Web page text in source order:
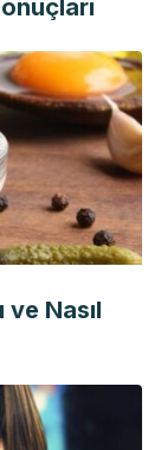
Nasıl